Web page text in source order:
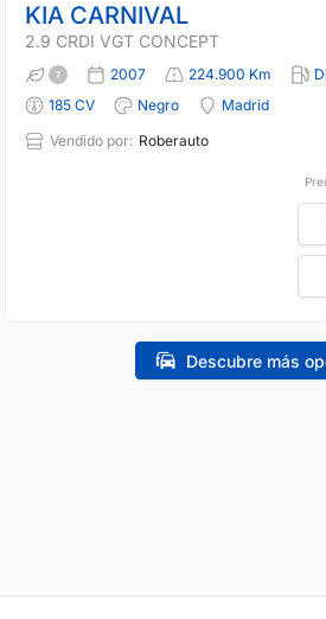
KIA CARNIVAL
2.9 CRDI VGT CONCEPT
2007 224.900 Km
185 CV
Negro
Madrid
Vendido por: Roberauto
Descubre más